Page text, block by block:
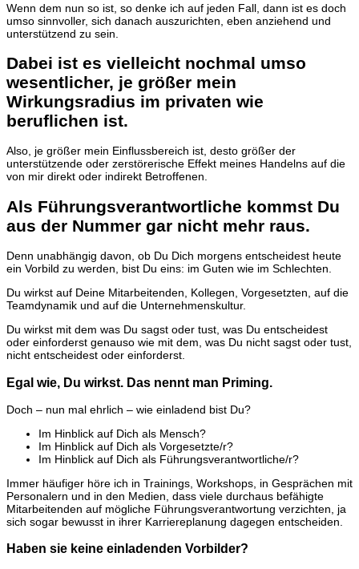
Wenn dem nun so ist, so denke ich auf jeden Fall, dann ist es doch
umso sinnvoller, sich danach auszurichten, eben anziehend und
unterstützend zu sein.
Dabei ist es vielleicht nochmal umso
wesentlicher, je größer mein
Wirkungsradius im privaten wie
beruflichen ist.
Also, je größer mein Einflussbereich ist, desto größer der
unterstützende oder zerstörerische Effekt meines Handelns auf die
von mir direkt oder indirekt Betroffenen.
Als Führungsverantwortliche kommst Du
aus der Nummer gar nicht mehr raus.
Denn unabhängig davon, ob Du Dich morgens entscheidest heute
ein Vorbild zu werden, bist Du eins: im Guten wie im Schlechten.
Du wirkst auf Deine Mitarbeitenden, Kollegen, Vorgesetzten, auf die
Teamdynamik und auf die Unternehmenskultur.
Du wirkst mit dem was Du sagst oder tust, was Du entscheidest
oder einforderst genauso wie mit dem, was Du nicht sagst oder tust,
nicht entscheidest oder einforderst.
Egal wie, Du wirkst. Das nennt man Priming.
Doch – nun mal ehrlich – wie einladend bist Du?
Im Hinblick auf Dich als Mensch?
Im Hinblick auf Dich als Vorgesetzte/r?
Im Hinblick auf Dich als Führungsverantwortliche/r?
Immer häufiger höre ich in Trainings, Workshops, in Gesprächen mit
Personalern und in den Medien, dass viele durchaus befähigte
Mitarbeitenden auf mögliche Führungsverantwortung verzichten, ja
sich sogar bewusst in ihrer Karriereplanung dagegen entscheiden.
Haben sie keine einladenden Vorbilder?